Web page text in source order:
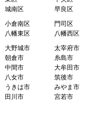
城南区
早良区
小倉南区
門司区
八幡東区
八幡西区
大野城市
太宰府市
朝倉市
糸島市
中間市
大牟田市
八女市
筑後市
うきは市
みやま市
田川市
宮若市